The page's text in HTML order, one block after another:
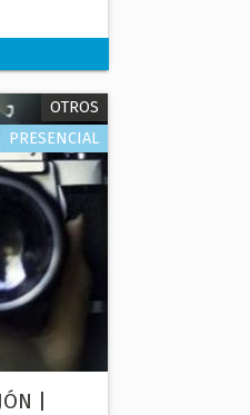
OTROS
|
PRESENCIAL